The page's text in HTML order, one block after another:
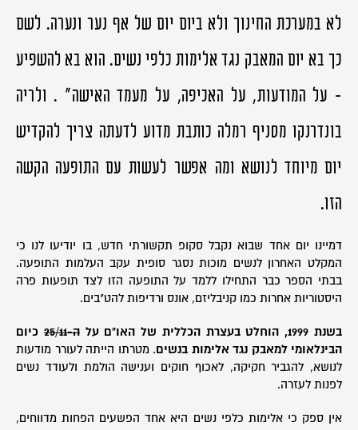
לא במערכת החינוך ולא ביום יום של אף נער ונערה. לשם
כך בא יום המאבק נגד אלימות כלפי נשים. הוא בא להשפיע
- על המודעות, על האכיפה, על מעמד האישה" . ולריה
בונדרנקו מסניף רמלה כותבת מדוע לדעתה צריך להקדיש
יום מיוחד לנושא ומה אפשר לעשות עם התופעה הקשה
הזו.
דמיינו יום אחד שבוא נקבל סקופ תקשורתי חדש, בו יודיעו לנו כי
המקלט האחרון לנשים מוכות נסגר סופית עקב העלמות התופעה.
בבתי הספר כבר התחילו ללמד על התופעה הזו לצד תופעות פרה
היסטוריות אחרות כמו קניבליזם, אונס ורדיפות להט"בים.
בשנת 1999, הוחלט בעצרת הכללית של האו"ם על ה-25/11
כיום
הבינלאומי למאבק נגד אלימות בנשים . מטרתו הייתה לעורר מודעות
לנושא, להגביר חקיקה, לאכוף חוקים וענישה הולמת ולעודד נשים
לפנות לעזרה.
אין ספק כי אלימות כלפי נשים היא אחד הפשעים הפחות מדווחים,